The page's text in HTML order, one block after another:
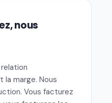
nous
la marge. Nous
Vous facturez